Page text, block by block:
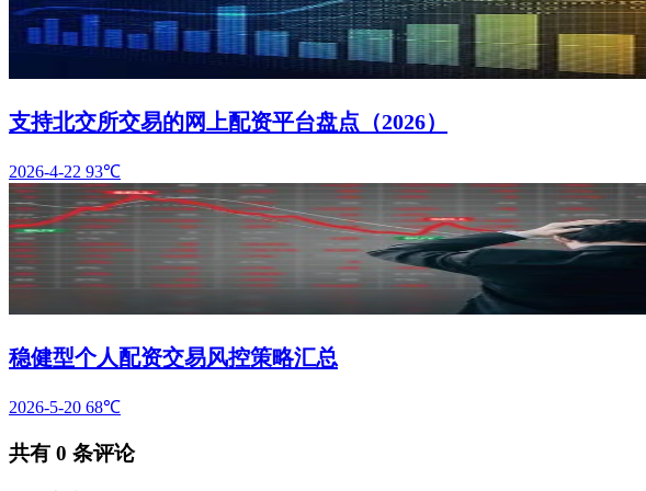
支持北交所交易的网上配资平台盘点（2026）
2026-4-22 93℃
稳健型个人配资交易风控策略汇总
2026-5-20 68℃
共有 0 条评论